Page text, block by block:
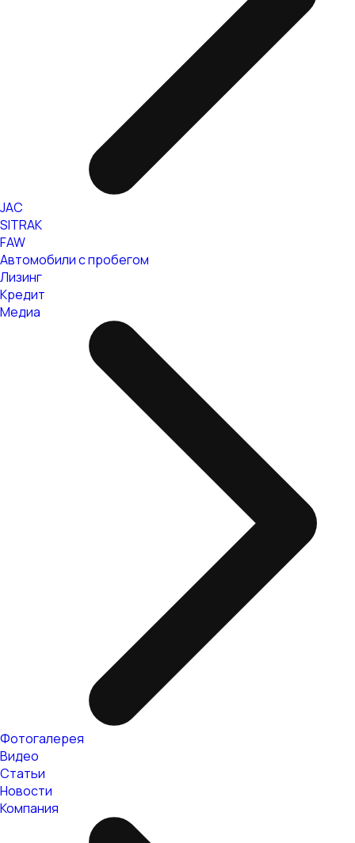
JAC
SITRAK
FAW
Автомобили с пробегом
Лизинг
Кредит
Медиа
Фотогалерея
Видео
Статьи
Новости
Компания